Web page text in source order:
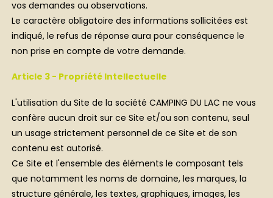
vos demandes ou observations.
Le caractère obligatoire des informations sollicitées est
indiqué, le refus de réponse aura pour conséquence le
non prise en compte de votre demande.
Article 3 - Propriété Intellectuelle
L'utilisation du Site de la société CAMPING DU LAC ne vous
confère aucun droit sur ce Site et/ou son contenu, seul
un usage strictement personnel de ce Site et de son
contenu est autorisé.
Ce Site et l'ensemble des éléments le composant tels
que notamment les noms de domaine, les marques, la
structure générale, les textes, graphiques, images, les